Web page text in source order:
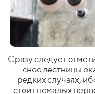
Сразу следует
снос лестницы
редких случаях,
стоит немалых